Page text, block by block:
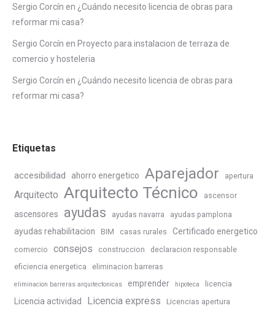
Sergio Corcín en ¿Cuándo necesito licencia de obras para
reformar mi casa?
Sergio Corcín en Proyecto para instalacion de terraza de
comercio y hosteleria
Sergio Corcín en ¿Cuándo necesito licencia de obras para
reformar mi casa?
Etiquetas
accesibilidad ahorro energetico Aparejador apertura
Arquitecto Arquitecto Técnico ascensor
ascensores ayudas ayudas navarra ayudas pamplona
ayudas rehabilitacion BIM casas rurales Certificado energetico
comercio consejos construccion
declaracion responsable
eficiencia energetica
eliminacion barreras
eliminacion barreras arquitectonicas emprender hipoteca licencia
Licencia actividad Licencia express Licencias apertura